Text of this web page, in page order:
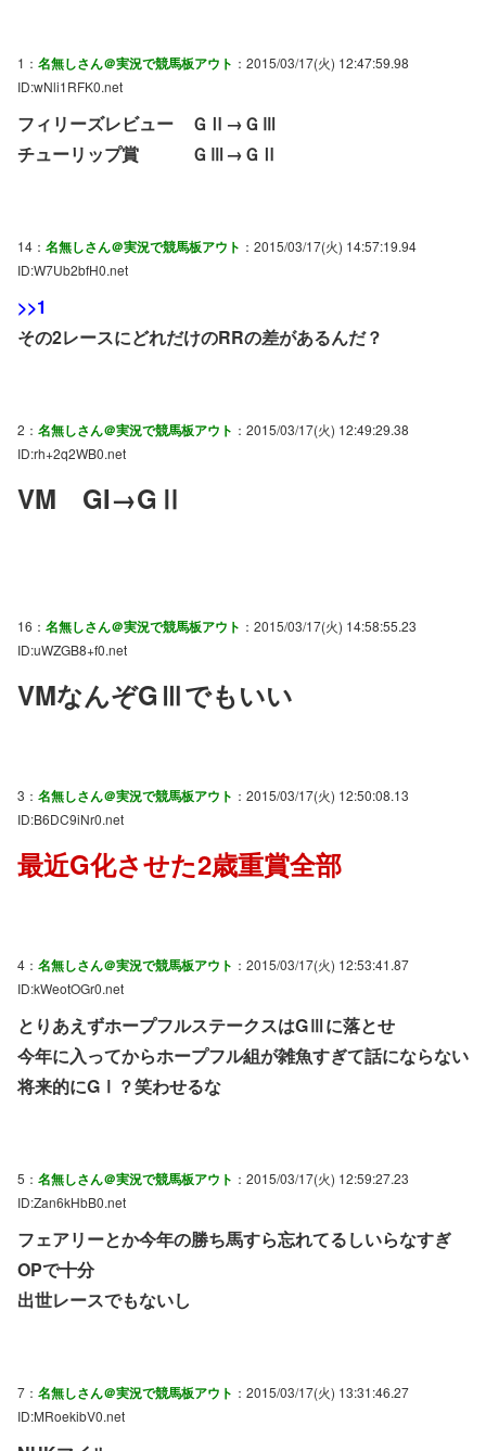
1： 名無しさん＠実況で競馬板アウト ：2015/03/17(火) 12:47:59.98
ID:wNli1RFK0.net
フィリーズレビュー ＧⅡ→ＧⅢ
チューリップ賞 ＧⅢ→ＧⅡ
14： 名無しさん＠実況で競馬板アウト ：2015/03/17(火) 14:57:19.94
ID:W7Ub2bfH0.net
>>1
その2レースにどれだけのRRの差があるんだ？
2： 名無しさん＠実況で競馬板アウト ：2015/03/17(火) 12:49:29.38
ID:rh+2q2WB0.net
VM GI→GⅡ
16： 名無しさん＠実況で競馬板アウト ：2015/03/17(火) 14:58:55.23
ID:uWZGB8+f0.net
VMなんぞGⅢでもいい
3： 名無しさん＠実況で競馬板アウト ：2015/03/17(火) 12:50:08.13
ID:B6DC9iNr0.net
最近G化させた2歳重賞全部
4： 名無しさん＠実況で競馬板アウト ：2015/03/17(火) 12:53:41.87
ID:kWeotOGr0.net
とりあえずホープフルステークスはGⅢに落とせ
今年に入ってからホープフル組が雑魚すぎて話にならない
将来的にGⅠ？笑わせるな
5： 名無しさん＠実況で競馬板アウト ：2015/03/17(火) 12:59:27.23
ID:Zan6kHbB0.net
フェアリーとか今年の勝ち馬すら忘れてるしいらなすぎ
OPで十分
出世レースでもないし
7： 名無しさん＠実況で競馬板アウト ：2015/03/17(火) 13:31:46.27
ID:MRoekibV0.net